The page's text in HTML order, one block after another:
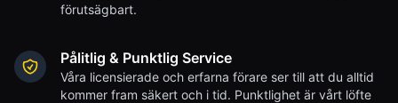
förutsägbart.
Pålitlig & Punktlig Service
Våra licensierade och erfarna förare ser till att du alltid
kommer fram säkert och i tid. Punktlighet är vårt löfte